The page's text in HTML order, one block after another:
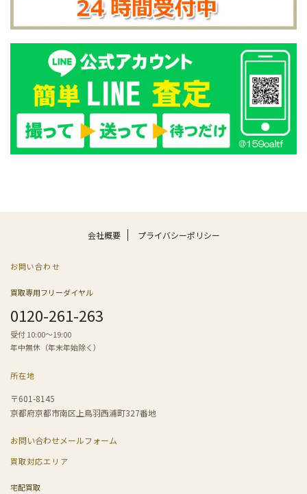
会社概要 プライバシーポリシー
お問い合わせ
買取専用フリーダイヤル
0120-261-263
受付 10:00〜19:00
年中無休（年末年始除く）
所在地
〒601-8145
京都府京都市南区上鳥羽西浦町327番地
お問い合わせメールフォーム
買取対応エリア
宅配買取